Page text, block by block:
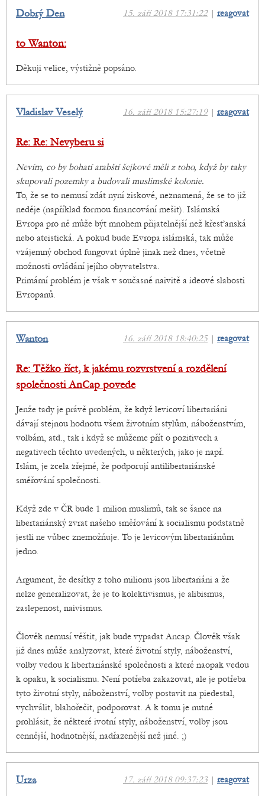
15. září 2018 17:31:22| reagovat
Dobrý Den
to Wanton:
Děkuji velice, výstižně popsáno.
16. září 2018 15:27:19| reagovat
Vladislav Veselý
Re: Re: Nevyberu si
Nevím, co by bohatí arabští šejkové měli z toho, když by taky
skupovali pozemky a budovali muslimské kolonie.
To, že se to nemusí zdát nyní ziskové, neznamená, že se to již
neděje (například formou financování mešit). Islámská
Evropa pro ně může být mnohem přijatelnější než křesťanská
nebo ateistická. A pokud bude Evropa islámská, tak může
vzájemný obchod fungovat úplně jinak než dnes, včetně
možnosti ovládání jejího obyvatelstva.
Primární problém je však v současné naivitě a ideové slabosti
Evropanů.
16. září 2018 18:40:25| reagovat
Wanton
Re: Těžko říct, k jakému rozvrstvení a rozdělení
společnosti AnCap povede
Jenže tady je právě problém, že když levicoví libertariáni
dávají stejnou hodnotu všem životním stylům, náboženstvím,
volbám, atd., tak i když se můžeme přít o pozitivech a
negativech těchto uvedených, u některých, jako je např.
Islám, je zcela zřejmé, že podporují antilibertariánské
směřování společnosti.
Když zde v ČR bude 1 milion muslimů, tak se šance na
libertariánský zvrat našeho směřování k socialismu podstatně
jestli ne vůbec znemožňuje. To je levicovým libertariánům
jedno.
Argument, že desítky z toho milionu jsou libertariáni a že
nelze generalizovat, že je to kolektivismus, je alibismus,
zaslepenost, naivismus.
Člověk nemusí věštit, jak bude vypadat Ancap. Člověk však
již dnes může analyzovat, které životní styly, náboženství,
volby vedou k libertariánské společnosti a které naopak vedou
k opaku, k socialismu. Není potřeba zakazovat, ale je potřeba
tyto životní styly, náboženství, volby postavit na piedestal,
vychválit, blahořečit, podporovat. A k tomu je nutné
prohlásit, že některé ivotní styly, náboženství, volby jsou
cennější, hodnotnější, nadřazenější než jiné. ;)
17. září 2018 09:37:23 | reagovat
Urza